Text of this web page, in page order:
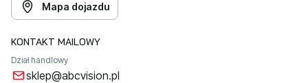
Mapa dojazdu
KONTAKT MAILOWY
Dział handlowy
sklep@abcvision.pl